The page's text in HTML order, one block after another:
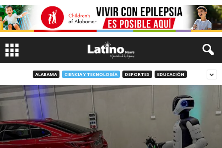
ALABAMA CIENCIA Y TECNOLOGÍA DEPORTES EDUCACIÓN